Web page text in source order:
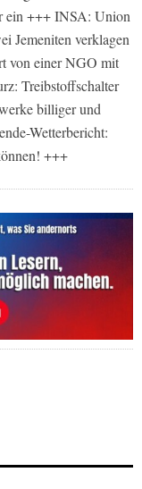
ein +++ INSA: Union
Jemeniten verklagen
von einer NGO mit
Treibstoffschalter
billiger und
Wetterbericht:
+++